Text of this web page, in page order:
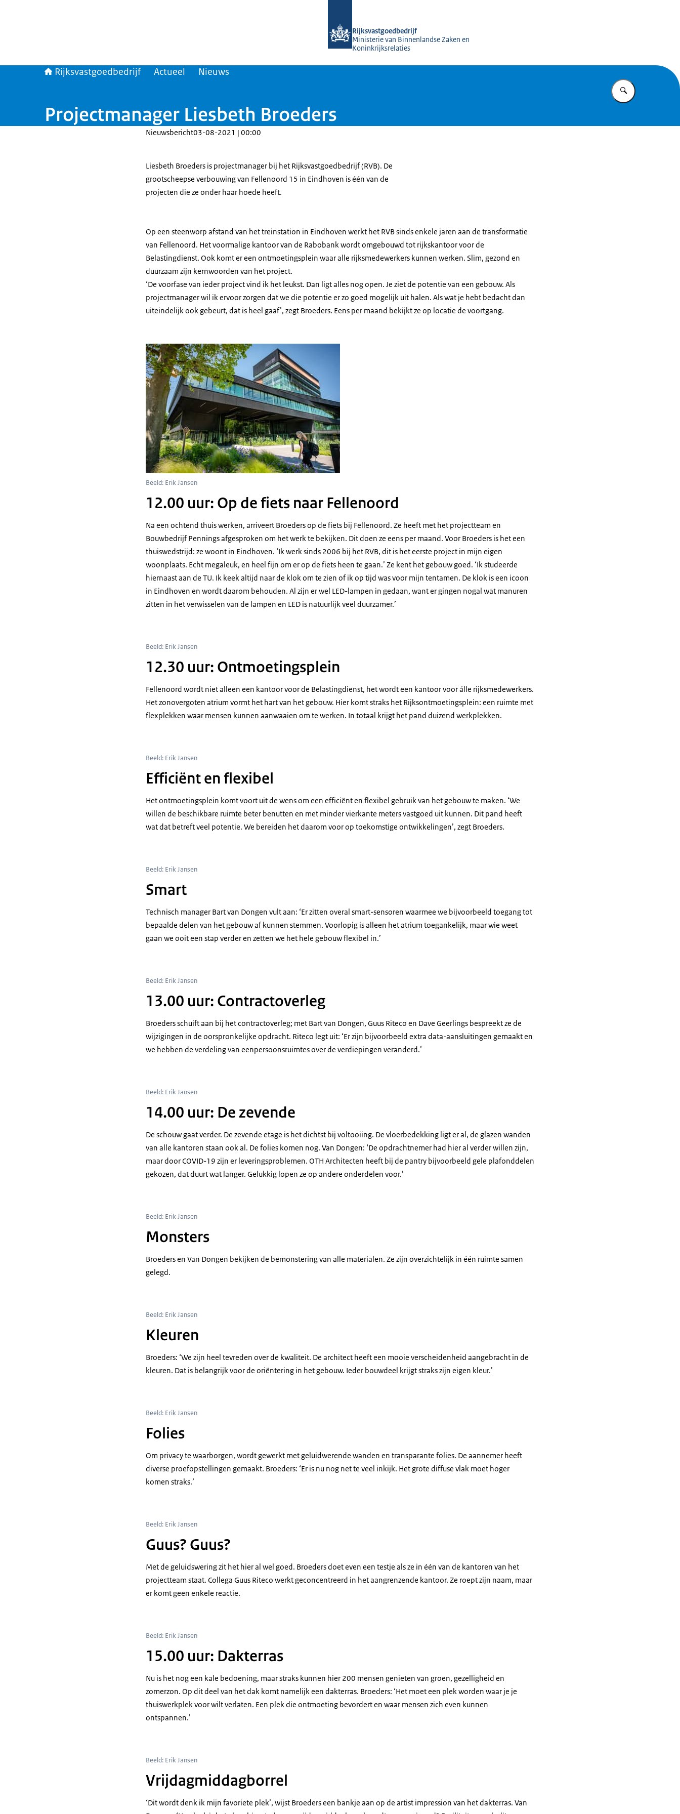
Rijksvastgoedbedrijf
Ministerie van Binnenlandse Zaken en
Koninkrijksrelaties
Rijksvastgoedbedrijf Actueel Nieuws
Vul in wat u
Projectmanager Liesbeth Broeders
Nieuwsbericht03-08-2021 | 00:00
Liesbeth Broeders is projectmanager bij het Rijksvastgoedbedrijf (RVB). De
grootscheepse verbouwing van Fellenoord 15 in Eindhoven is één van de
projecten die ze onder haar hoede heeft.
Op een steenworp afstand van het treinstation in Eindhoven werkt het RVB sinds enkele jaren aan de transformatie
van Fellenoord. Het voormalige kantoor van de Rabobank wordt omgebouwd tot rijkskantoor voor de
Belastingdienst. Ook komt er een ontmoetingsplein waar alle rijksmedewerkers kunnen werken. Slim, gezond en
duurzaam zijn kernwoorden van het project.
‘De voorfase van ieder project vind ik het leukst. Dan ligt alles nog open. Je ziet de potentie van een gebouw. Als
projectmanager wil ik ervoor zorgen dat we die potentie er zo goed mogelijk uit halen. Als wat je hebt bedacht dan
uiteindelijk ook gebeurt, dat is heel gaaf’, zegt Broeders. Eens per maand bekijkt ze op locatie de voortgang.
Beeld: Erik Jansen
12.00 uur: Op de fiets naar Fellenoord
Na een ochtend thuis werken, arriveert Broeders op de fiets bij Fellenoord. Ze heeft met het projectteam en
Bouwbedrijf Pennings afgesproken om het werk te bekijken. Dit doen ze eens per maand. Voor Broeders is het een
thuiswedstrijd: ze woont in Eindhoven. ‘Ik werk sinds 2006 bij het RVB, dit is het eerste project in mijn eigen
woonplaats. Echt megaleuk, en heel fijn om er op de fiets heen te gaan.’ Ze kent het gebouw goed. ‘Ik studeerde
hiernaast aan de TU. Ik keek altijd naar de klok om te zien of ik op tijd was voor mijn tentamen. De klok is een icoon
in Eindhoven en wordt daarom behouden. Al zijn er wel LED-lampen in gedaan, want er gingen nogal wat manuren
zitten in het verwisselen van de lampen en LED is natuurlijk veel duurzamer.’
Beeld: Erik Jansen
12.30 uur: Ontmoetingsplein
Fellenoord wordt niet alleen een kantoor voor de Belastingdienst, het wordt een kantoor voor álle rijksmedewerkers.
Het zonovergoten atrium vormt het hart van het gebouw. Hier komt straks het Rijksontmoetingsplein: een ruimte met
flexplekken waar mensen kunnen aanwaaien om te werken. In totaal krijgt het pand duizend werkplekken.
Beeld: Erik Jansen
Efficiënt en flexibel
Het ontmoetingsplein komt voort uit de wens om een efficiënt en flexibel gebruik van het gebouw te maken. ‘We
willen de beschikbare ruimte beter benutten en met minder vierkante meters vastgoed uit kunnen. Dit pand heeft
wat dat betreft veel potentie. We bereiden het daarom voor op toekomstige ontwikkelingen’, zegt Broeders.
Beeld: Erik Jansen
Smart
Technisch manager Bart van Dongen vult aan: ‘Er zitten overal smart-sensoren waarmee we bijvoorbeeld toegang tot
bepaalde delen van het gebouw af kunnen stemmen. Voorlopig is alleen het atrium toegankelijk, maar wie weet
gaan we ooit een stap verder en zetten we het hele gebouw flexibel in.’
Beeld: Erik Jansen
13.00 uur: Contractoverleg
Broeders schuift aan bij het contractoverleg; met Bart van Dongen, Guus Riteco en Dave Geerlings bespreekt ze de
wijzigingen in de oorspronkelijke opdracht. Riteco legt uit: ‘Er zijn bijvoorbeeld extra data-aansluitingen gemaakt en
we hebben de verdeling van eenpersoonsruimtes over de verdiepingen veranderd.’
Beeld: Erik Jansen
14.00 uur: De zevende
De schouw gaat verder. De zevende etage is het dichtst bij voltooiing. De vloerbedekking ligt er al, de glazen wanden
van alle kantoren staan ook al. De folies komen nog. Van Dongen: ‘De opdrachtnemer had hier al verder willen zijn,
maar door COVID-19 zijn er leveringsproblemen. OTH Architecten heeft bij de pantry bijvoorbeeld gele plafonddelen
gekozen, dat duurt wat langer. Gelukkig lopen ze op andere onderdelen voor.’
Beeld: Erik Jansen
Monsters
Broeders en Van Dongen bekijken de bemonstering van alle materialen. Ze zijn overzichtelijk in één ruimte samen
gelegd.
Beeld: Erik Jansen
Kleuren
Broeders: ‘We zijn heel tevreden over de kwaliteit. De architect heeft een mooie verscheidenheid aangebracht in de
kleuren. Dat is belangrijk voor de oriëntering in het gebouw. Ieder bouwdeel krijgt straks zijn eigen kleur.’
Beeld: Erik Jansen
Folies
Om privacy te waarborgen, wordt gewerkt met geluidwerende wanden en transparante folies. De aannemer heeft
diverse proefopstellingen gemaakt. Broeders: ‘Er is nu nog net te veel inkijk. Het grote diffuse vlak moet hoger
komen straks.’
Beeld: Erik Jansen
Guus? Guus?
Met de geluidswering zit het hier al wel goed. Broeders doet even een testje als ze in één van de kantoren van het
projectteam staat. Collega Guus Riteco werkt geconcentreerd in het aangrenzende kantoor. Ze roept zijn naam, maar
er komt geen enkele reactie.
Beeld: Erik Jansen
15.00 uur: Dakterras
Nu is het nog een kale bedoening, maar straks kunnen hier 200 mensen genieten van groen, gezelligheid en
zomerzon. Op dit deel van het dak komt namelijk een dakterras. Broeders: ‘Het moet een plek worden waar je je
thuiswerkplek voor wilt verlaten. Een plek die ontmoeting bevordert en waar mensen zich even kunnen
ontspannen.’
Beeld: Erik Jansen
Vrijdagmiddagborrel
‘Dit wordt denk ik mijn favoriete plek’, wijst Broeders een bankje aan op de artist impression van het dakterras. Van